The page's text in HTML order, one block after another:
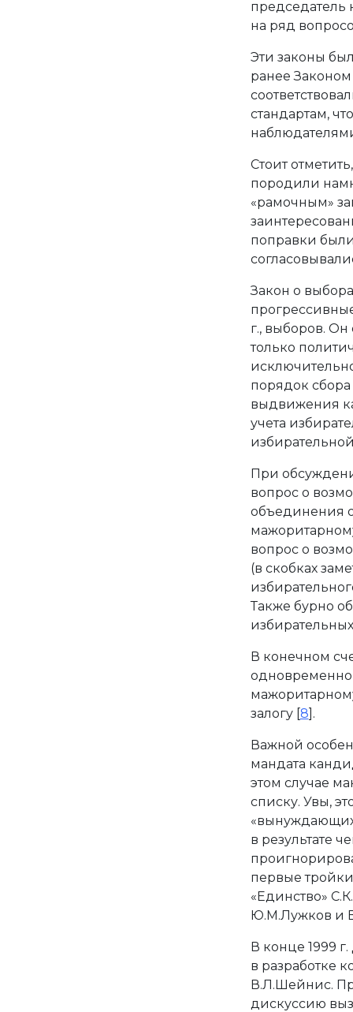
председатель
на ряд
Эти законы
ранее
стандартам,
Стоит
породили
«рамочным»
поправки
Закон о
г., выборов. Он
только
порядок
выдвижения
учета
При
вопрос о
объединения
вопрос о
(в скобках
Также бурно
В конечном
залогу [8].
Важной
мандата
этом случае
списку. Увы,
«вынуждающих
в результате
первые
«Единство»
Ю.М.Лужков и
В конце 1999
в разработке
В.Л.Шейнис.
дискуссию